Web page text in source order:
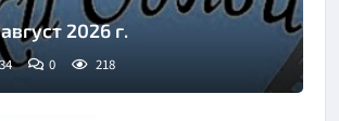
2026 г.
0 218